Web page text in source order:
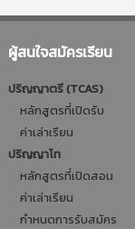
ผู้สนใจสมัครเรียน
ปริญญาตรี (TCAS)
หลักสูตรที่เปิดรับ
ค่าเล่าเรียน
ปริญญาโท
หลักสูตรที่เปิดสอน
ค่าเล่าเรียน
กำหนดการรับสมัคร